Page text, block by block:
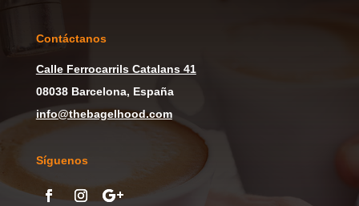
Contáctanos
CalleFerrocarrils Catalans 41
08038 Barcelona, España
info@thebagelhood.com
Síguenos